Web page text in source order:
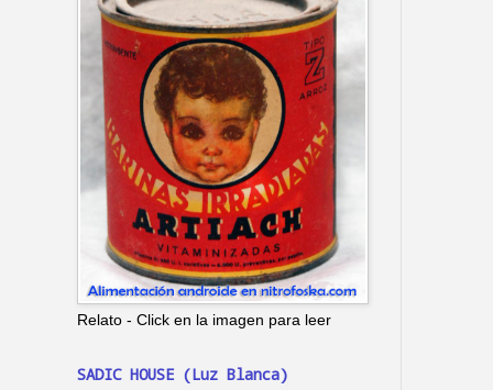
Relato - Click en la imagen para leer
SADIC HOUSE (Luz Blanca)